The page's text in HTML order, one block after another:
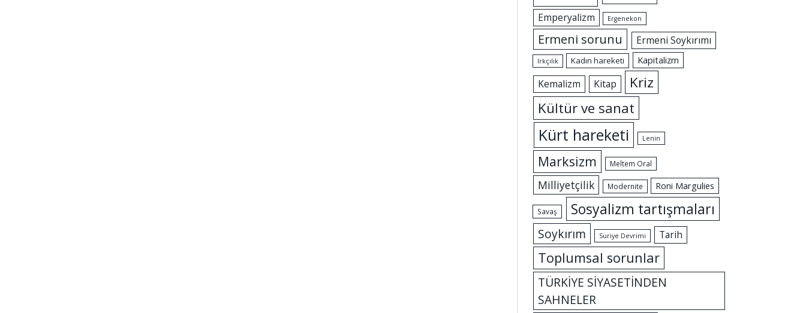
Emperyalizm Ergenekon
Ermeni sorunu Ermeni Soykırımı
Irkçılık Kadın hareketi Kapitalizm
Kemalizm Kitap
Kriz
Kültür ve sanat
Kürt hareketi Lenin
Marksizm Meltem Oral
Milliyetçilik Modernite Roni Margulies
Savaş Sosyalizm tartışmaları
Soykırım Suriye Devrimi Tarih
Toplumsal sorunlar
TÜRKİYE SİYASETİNDEN
SAHNELER